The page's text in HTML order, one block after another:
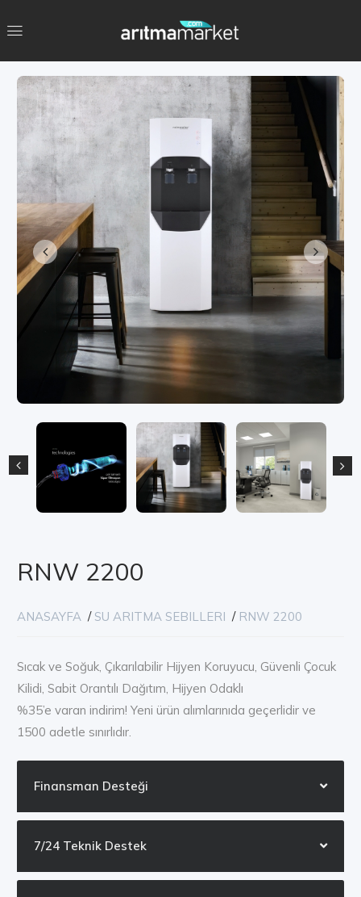
RNW 2200
ANASAYFA / SU ARITMA SEBILLERI / RNW 2200
Sıcak ve Soğuk, Çıkarılabilir Hijyen Koruyucu, Güvenli Çocuk
Kilidi, Sabit Orantılı Dağıtım, Hijyen Odaklı
%35’e varan indirim! Yeni ürün alımlarınıda geçerlidir ve
1500 adetle sınırlıdır.
Finansman Desteği
7/24 Teknik Destek